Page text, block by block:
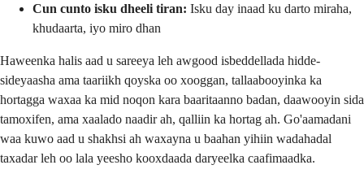
Cun cunto isku dheeli tiran: Isku day inaad ku darto miraha,
khudaarta, iyo miro dhan
Haweenka halis aad u sareeya leh awgood isbeddellada hidde-
sideyaasha ama taariikh qoyska oo xooggan, tallaabooyinka ka
hortagga waxaa ka mid noqon kara baaritaanno badan, daawooyin sida
tamoxifen, ama xaalado naadir ah, qalliin ka hortag ah. Go'aamadani
waa kuwo aad u shakhsi ah waxayna u baahan yihiin wadahadal
taxadar leh oo lala yeesho kooxdaada daryeelka caafimaadka.